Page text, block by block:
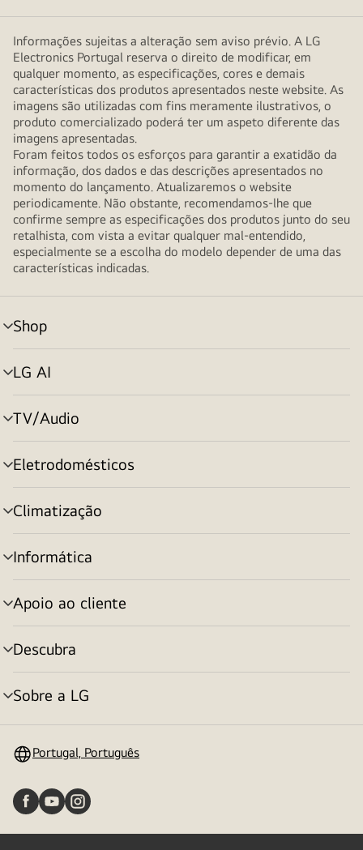
Informações sujeitas a alteração sem aviso prévio. A LG
Electronics Portugal reserva o direito de modificar, em
qualquer momento, as especificações, cores e demais
características dos produtos apresentados neste website. As
imagens são utilizadas com fins meramente ilustrativos, o
produto comercializado poderá ter um aspeto diferente das
imagens apresentadas.
Foram feitos todos os esforços para garantir a exatidão da
informação, dos dados e das descrições apresentados no
momento do lançamento. Atualizaremos o website
periodicamente. Não obstante, recomendamos-lhe que
confirme sempre as especificações dos produtos junto do seu
retalhista, com vista a evitar qualquer mal-entendido,
especialmente se a escolha do modelo depender de uma das
características indicadas.
Shop
alternar
menu
LG AI
alternar
menu
TV/Audio
alternar
menu
Eletrodomésticos
alternar
menu
Climatização
alternar
menu
Informática
alternar
menu
Apoio ao cliente
alternar
menu
Descubra
alternar
menu
Sobre a LG
alternar
Portugal, Português